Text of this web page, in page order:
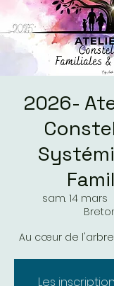
2026-
sam. 14 mars
Au cœur de
Les